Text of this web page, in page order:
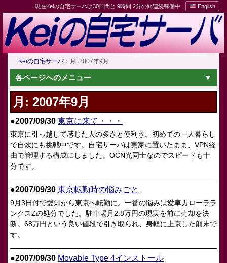
現在Keiの自宅サーバは30日間と 9時間 2分の間連続稼働中 English
Keiの自宅サーバ 月: 2007年9月
各ページへのメニュー
月: 2007年9月
●2007/09/30 東京に来て・・・
東京に引っ越して感じた人の多さと便利さ。初めての一人暮らし
で自炊にも挑戦中です。自宅サーバは実家に置いたまま、VPN経
由で管理する構成にしました。OCN光同士なのでスピードも十
分です。
●2007/09/30 東京転勤時の悩みごと
9月3日付で愛知から東京へ転勤に。一番の悩みは愛車カローララ
ンクスZの処分でした。駐車場月2.8万円の現実を前に売却を決
断。68万円という良い値段で引き取られ、身軽に上京した顛末で
す。
●2007/09/30 Movable Type 4インストール